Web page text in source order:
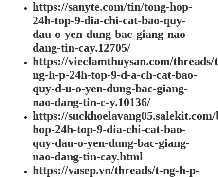
https://sanyte.com/tin/tong-hop-
24h-top-9-dia-chi-cat-bao-quy-
dau-o-yen-dung-bac-giang-nao-
dang-tin-cay.12705/
https://vieclamthuysan.com/threads/
ng-h-p-24h-top-9-d-a-ch-cat-bao-
quy-d-u-o-yen-dung-bac-giang-
nao-dang-tin-c-y.10136/
https://
hop-24h-top-9-dia-chi-cat-bao-
quy-dau-o-yen-dung-bac-giang-
nao-dang-tin-cay.html
https://vasep.vn/threads/t-ng-h-p-